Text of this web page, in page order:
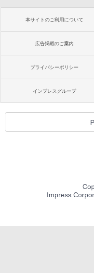
本サイトのご利用について
広告掲載のご案内
プライバシーポリシー
インプレスグループ
Impress